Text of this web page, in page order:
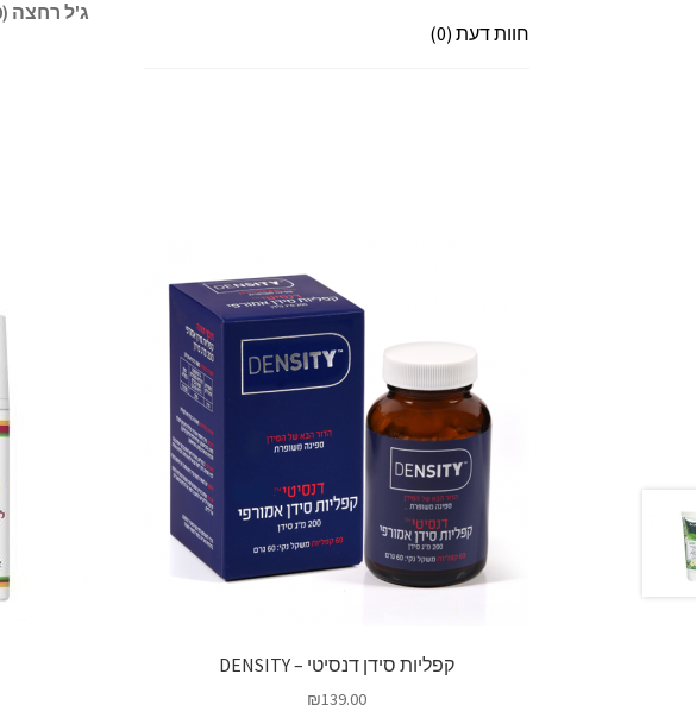
חוות דעת (0)
ג'ל רחצה (500 מ"ל), קרם גוף, קרם ידיים (100 מ"ל), קרם רגליים (100 מ"ל)
קפליות סידן דנסיטי – DENSITY
₪139.00